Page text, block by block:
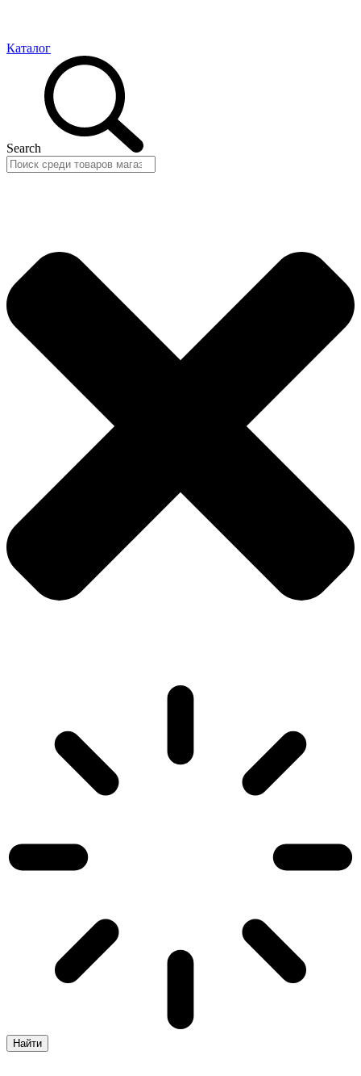
Каталог
Search
Найти